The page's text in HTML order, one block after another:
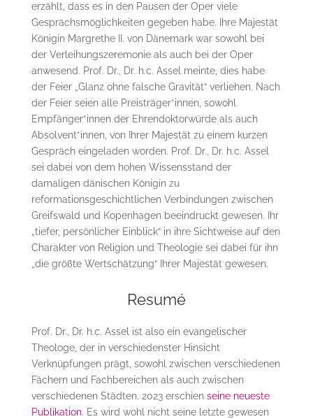
erzählt, dass es in den Pausen der Oper viele
Gesprächsmöglichkeiten gegeben habe. Ihre Majestät
Königin Margrethe II. von Dänemark war sowohl bei
der Verleihungszeremonie als auch bei der Oper
anwesend. Prof. Dr., Dr. h.c. Assel meinte, dies habe
der Feier „Glanz ohne falsche Gravität“ verliehen. Nach
der Feier seien alle Preisträger*innen, sowohl
Empfänger*innen der Ehrendoktorwürde als auch
Absolvent*innen, von Ihrer Majestät zu einem kurzen
Gespräch eingeladen worden. Prof. Dr., Dr. h.c. Assel
sei dabei von dem hohen Wissensstand der
damaligen dänischen Königin zu
reformationsgeschichtlichen Verbindungen zwischen
Greifswald und Kopenhagen beeindruckt gewesen. Ihr
„tiefer, persönlicher Einblick“ in ihre Sichtweise auf den
Charakter von Religion und Theologie sei dabei für ihn
„die größte Wertschätzung“ Ihrer Majestät gewesen.
Resumé
Prof. Dr., Dr. h.c. Assel ist also ein evangelischer
Theologe, der in verschiedenster Hinsicht
Verknüpfungen prägt, sowohl zwischen verschiedenen
Fächern und Fachbereichen als auch zwischen
verschiedenen Städten. 2023 erschien seine neueste
Publikation. Es wird wohl nicht seine letzte gewesen